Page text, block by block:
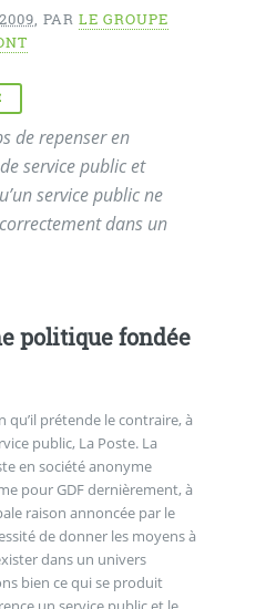
, PAR LE GROUPE
de repenser en
service public et
service public ne
dans un
politique fondée
qu’il prétende le contraire, à
public, La Poste. La
en société anonyme
pour GDF dernièrement, à
raison annoncée par le
de donner les moyens à
dans un univers
bien ce qui se produit